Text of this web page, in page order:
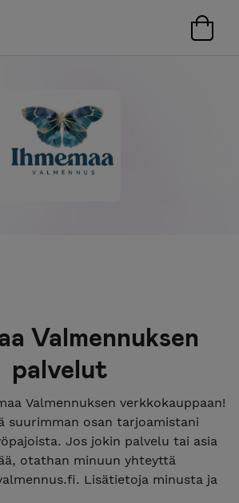
Valmennuksen
palvelut
Valmennuksen verkkokauppaan!
suurimman osan tarjoamistani
Jos jokin palvelu tai asia
otathan minuun yhteyttä
Lisätietoja minusta ja